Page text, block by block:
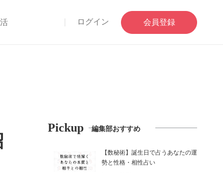
ログイン 会員登録
Pickup 編集部おすすめ
【数秘術】誕生日で占うあなたの運
勢と性格・相性占い